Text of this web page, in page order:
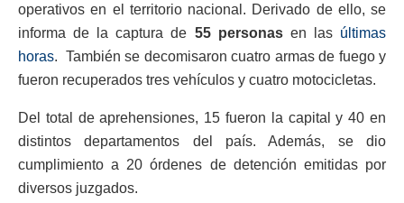
operativos en el territorio nacional. Derivado de ello, se
informa de la captura de 55 personas en las últimas
horas. También se decomisaron cuatro armas de fuego y
fueron recuperados tres vehículos y cuatro motocicletas.
Del total de aprehensiones, 15 fueron la capital y 40 en
distintos departamentos del país. Además, se dio
cumplimiento a 20 órdenes de detención emitidas por
diversos juzgados.